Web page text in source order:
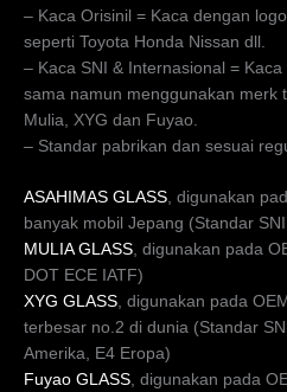
– Kaca Orisinil = Kaca dengan
seperti Toyota Honda Nissan dll.
– Kaca SNI & Internasional =
sama namun menggunakan merk
Mulia, XYG dan Fuyao.
– Standar pabrikan dan sesuai
ASAHIMAS GLASS, digunakan
banyak mobil Jepang (Standar
MULIA GLASS, digunakan pada
DOT ECE IATF)
XYG GLASS, digunakan pada
terbesar no.2 di dunia (Standar
Amerika, E4 Eropa)
Fuyao GLASS, digunakan pada